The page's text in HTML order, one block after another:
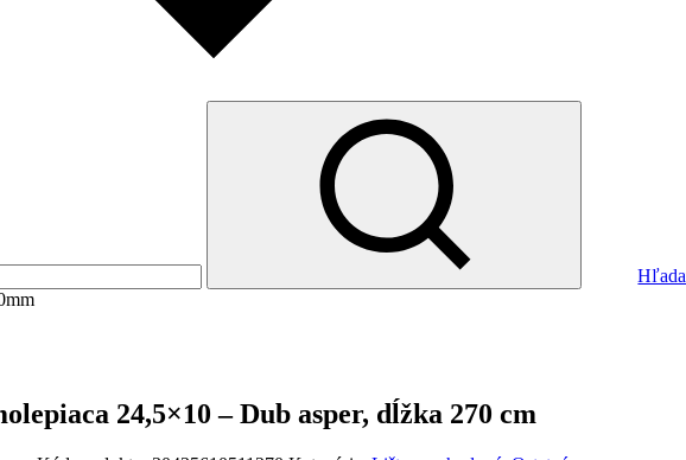
24,5×10 – Dub asper, dĺžka 270 cm